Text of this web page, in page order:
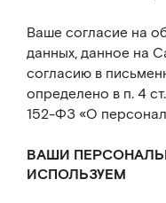
Ваше согласие на
данных, данное на
согласию в
определено в п. 4
152-ФЗ «О
ВАШИ
ИСПОЛЬЗУЕМ